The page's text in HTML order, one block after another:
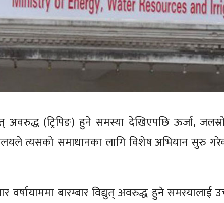
अवरुद्ध (ट्रिपिङ) हुने समस्या देखिएपछि ऊर्जा,
त्यसको समाधानका लागि विशेष अभियान सुरु
वर्षायाममा बारम्बार विद्युत् अवरुद्ध हुने समस्यालाई